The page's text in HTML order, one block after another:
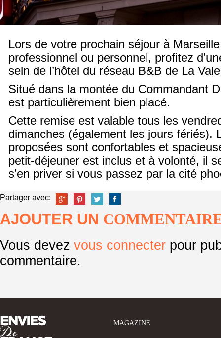
Lors de votre prochain séjour à
professionnel ou personnel, profitez
sein de l’hôtel du réseau B&B de La
Situé dans la montée du Commandant
est particulièrement bien placé.
Cette remise est valable tous les
dimanches (également les jours fériés).
proposées sont confortables et
petit-déjeuner est inclus et à volonté, il
s’en priver si vous passez par la cité
Partager avec:
AJOUTER UN
Vous devez vous connecter pour
commentaire.
MAGAZINE